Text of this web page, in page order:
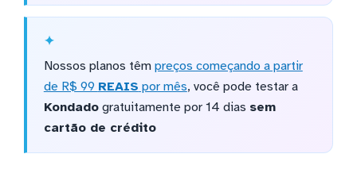
Nossos planos têm preços começando a partir
de R$ 99 REAIS por mês, você pode testar a
Kondadogratuitamente por 14 dias sem
cartão de crédito